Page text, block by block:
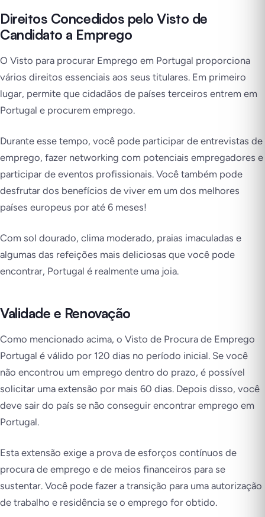
Direitos Concedidos pelo Visto de
Candidato a Emprego
O Visto para procurar Emprego em Portugal proporciona
vários direitos essenciais aos seus titulares. Em primeiro
lugar, permite que cidadãos de países terceiros entrem em
Portugal e procurem emprego.
Durante esse tempo, você pode participar de entrevistas de
emprego, fazer networking com potenciais empregadores e
participar de eventos profissionais. Você também pode
desfrutar dos benefícios de viver em um dos melhores
países europeus por até 6 meses!
Com sol dourado, clima moderado, praias imaculadas e
algumas das refeições mais deliciosas que você pode
encontrar, Portugal é realmente uma joia.
Validade e Renovação
Como mencionado acima, o Visto de Procura de Emprego
Portugal é válido por 120 dias no período inicial. Se você
não encontrou um emprego dentro do prazo, é possível
solicitar uma extensão por mais 60 dias. Depois disso, você
deve sair do país se não conseguir encontrar emprego em
Portugal.
Esta extensão exige a prova de esforços contínuos de
procura de emprego e de meios financeiros para se
sustentar. Você pode fazer a transição para uma autorização
de trabalho e residência se o emprego for obtido.